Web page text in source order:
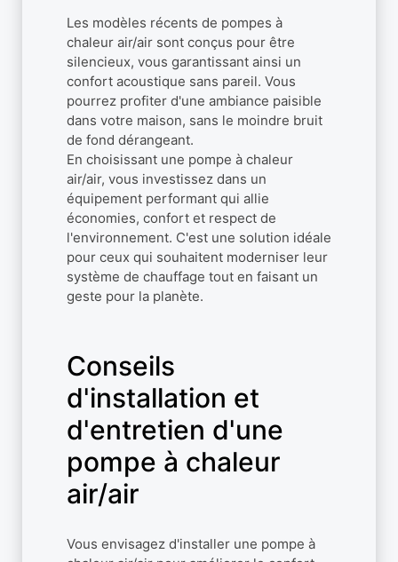
Les modèles récents de pompes à
chaleur air/air sont conçus pour être
silencieux, vous garantissant ainsi un
confort acoustique sans pareil. Vous
pourrez profiter d'une ambiance paisible
dans votre maison, sans le moindre bruit
de fond dérangeant.
En choisissant une pompe à chaleur
air/air, vous investissez dans un
équipement performant qui allie
économies, confort et respect de
l'environnement. C'est une solution idéale
pour ceux qui souhaitent moderniser leur
système de chauffage tout en faisant un
geste pour la planète.
Conseils
d'installation et
d'entretien d'une
pompe à chaleur
air/air
Vous envisagez d'installer une pompe à